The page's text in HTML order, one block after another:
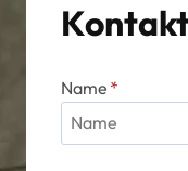
Name *